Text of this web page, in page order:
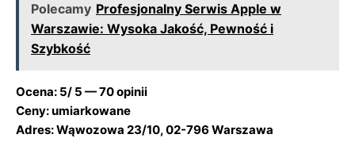
Polecamy Profesjonalny Serwis Apple w
Warszawie: Wysoka Jakość, Pewność i
Szybkość
Ocena: 5/ 5 — 70 opinii
Ceny: umiarkowane
Adres: Wąwozowa 23/10, 02-796 Warszawa